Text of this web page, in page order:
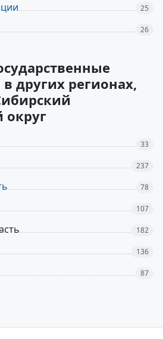
25
26
других регионах,
33
237
78
107
182
136
87